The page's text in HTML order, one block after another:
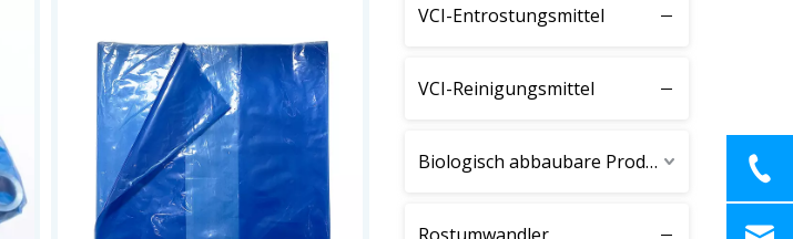
VCI-Entrostungsmittel
VCI-Reinigungsmittel
Biologisch abbaubare Produkte